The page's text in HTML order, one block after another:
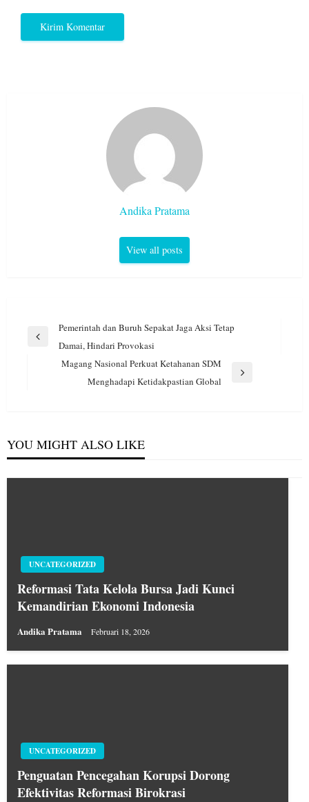
Andika Pratama
View all posts
Navigasi
Previous
Pemerintah dan Buruh Sepakat Jaga Aksi Tetap
Damai, Hindari Provokasi
Magang Nasional Perkuat Ketahanan SDM
Menghadapi Ketidakpastian Global
YOU MIGHT ALSO LIKE
UNCATEGORIZED
Reformasi Tata Kelola Bursa Jadi Kunci
Kemandirian Ekonomi Indonesia
Andika Pratama Februari 18, 2026
UNCATEGORIZED
Penguatan Pencegahan Korupsi Dorong
Efektivitas Reformasi Birokrasi